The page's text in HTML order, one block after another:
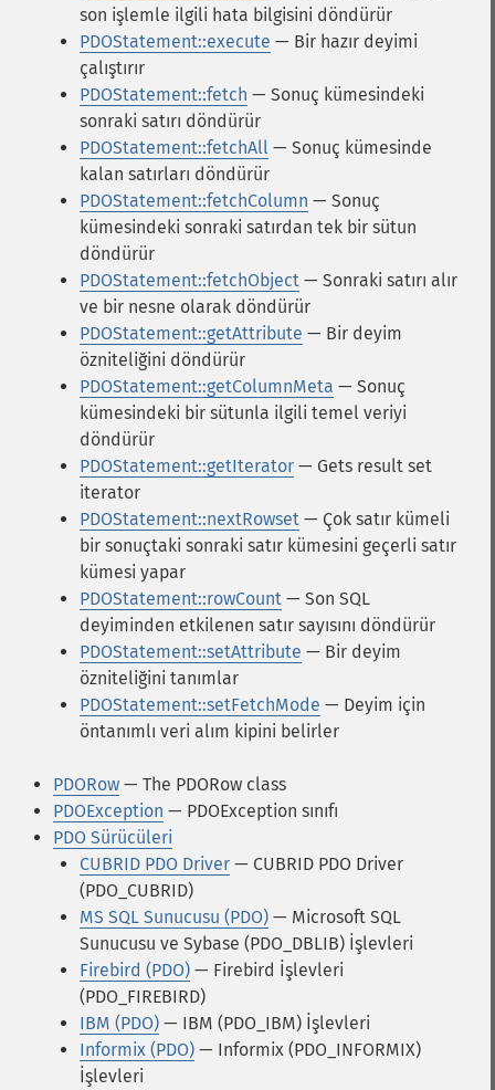
son işlemle ilgili hata bilgisini döndürür
PDOStatement::execute — Bir hazır deyimi
çalıştırır
PDOStatement::fetch — Sonuç kümesindeki
sonraki satırı döndürür
PDOStatement::fetchAll — Sonuç kümesinde
kalan satırları döndürür
PDOStatement::fetchColumn — Sonuç
kümesindeki sonraki satırdan tek bir sütun
döndürür
PDOStatement::fetchObject — Sonraki satırı alır
ve bir nesne olarak döndürür
PDOStatement::getAttribute — Bir deyim
özniteliğini döndürür
PDOStatement::getColumnMeta — Sonuç
kümesindeki bir sütunla ilgili temel veriyi
döndürür
PDOStatement::getIterator — Gets result set
iterator
PDOStatement::nextRowset — Çok satır kümeli
bir sonuçtaki sonraki satır kümesini geçerli satır
kümesi yapar
PDOStatement::rowCount — Son SQL
deyiminden etkilenen satır sayısını döndürür
PDOStatement::setAttribute — Bir deyim
özniteliğini tanımlar
PDOStatement::setFetchMode — Deyim için
öntanımlı veri alım kipini belirler
PDORow — The PDORow class
PDOException — PDOException sınıfı
PDO Sürücüleri
CUBRID PDO Driver — CUBRID PDO Driver
(PDO_CUBRID)
MS SQL Sunucusu (PDO) — Microsoft SQL
Sunucusu ve Sybase (PDO_DBLIB) İşlevleri
Firebird (PDO) — Firebird İşlevleri
(PDO_FIREBIRD)
IBM (PDO) — IBM (PDO_IBM) İşlevleri
Informix (PDO) — Informix (PDO_INFORMIX)
İşlevleri